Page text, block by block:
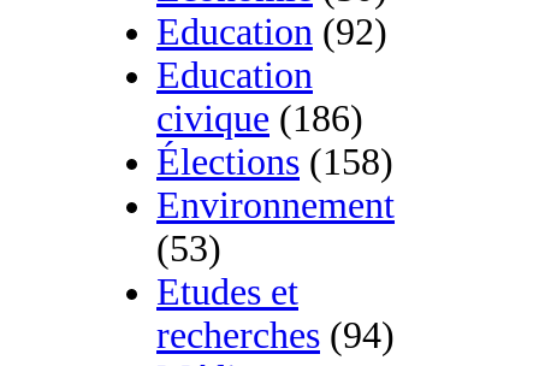
Education (92)
Education
civique (186)
Élections (158)
Environnement
(53)
Etudes et
recherches (94)